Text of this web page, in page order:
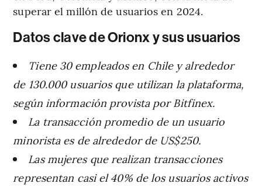
superar el millón de usuarios en 2024.
Datos clave de Orionx y sus usuarios
Tiene 30 empleados en Chile y alrededor
de 130.000 usuarios que utilizan la plataforma,
según información provista por Bitfinex.
La transacción promedio de un usuario
minorista es de alrededor de US$250.
Las mujeres que realizan transacciones
representan casi el 40% de los usuarios activos